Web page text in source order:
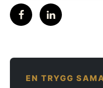
EN TRYGG